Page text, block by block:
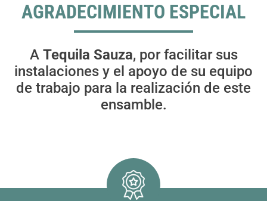
AGRADECIMIENTO ESPECIAL
A Tequila Sauza, por facilitar sus
instalaciones y el apoyo de su equipo
de trabajo para la realización de este
ensamble.